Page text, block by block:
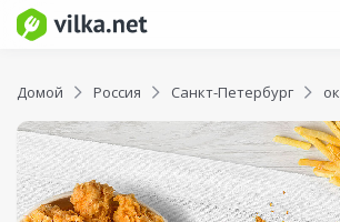
Домой Россия Санкт-Петербург